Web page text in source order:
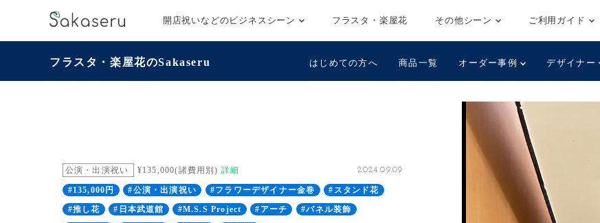
開店祝いなどのビジネスシーン フラスタ・楽屋花 その他シーン ご利用ガイド
フラスタ・楽屋花のSakaseru はじめての方へ 商品一覧 オーダー事例 デザイナー
公演・出演祝い ¥135,000(諸費用別) 詳細 2024.09.09
#135,000円 #公演・出演祝い #フラワーデザイナー金巻
#スタンド花
#推し花
#日本武道館 #M.S.S Project #アーチ
#パネル装飾